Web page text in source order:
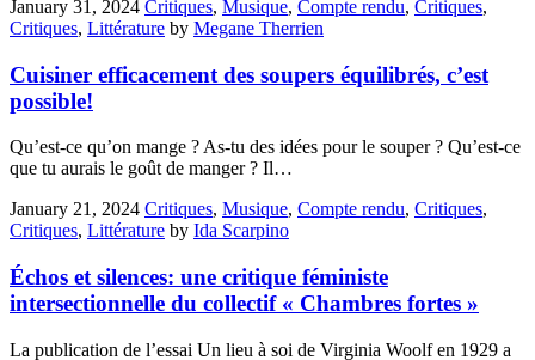
January 31, 2024 Critiques, Musique, Compte rendu, Critiques,
Critiques, Littérature by Megane Therrien
Cuisiner efficacement des soupers équilibrés, c’est
possible!
Qu’est-ce qu’on mange ? As-tu des idées pour le souper ? Qu’est-ce
que tu aurais le goût de manger ? Il…
January 21, 2024 Critiques, Musique, Compte rendu, Critiques,
Critiques, Littérature by Ida Scarpino
Échos et silences: une critique féministe
intersectionnelle du collectif « Chambres fortes »
La publication de l’essai Un lieu à soi de Virginia Woolf en 1929 a